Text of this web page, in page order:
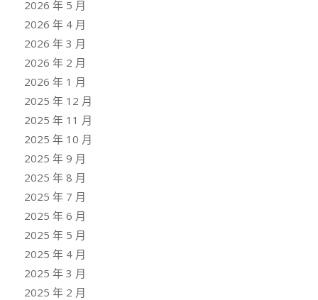
2026 年 5 月
2026 年 4 月
2026 年 3 月
2026 年 2 月
2026 年 1 月
2025 年 12 月
2025 年 11 月
2025 年 10 月
2025 年 9 月
2025 年 8 月
2025 年 7 月
2025 年 6 月
2025 年 5 月
2025 年 4 月
2025 年 3 月
2025 年 2 月